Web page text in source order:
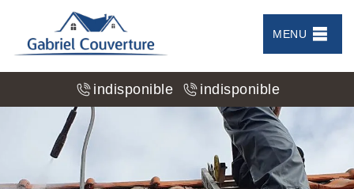
MENU
indisponible indisponible